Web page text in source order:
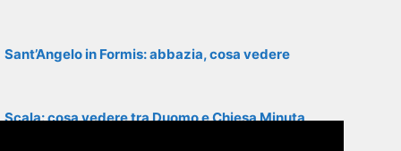
Sant’Angelo in Formis: abbazia, cosa vedere
Scala: cosa vedere tra Duomo e Chiesa Minuta